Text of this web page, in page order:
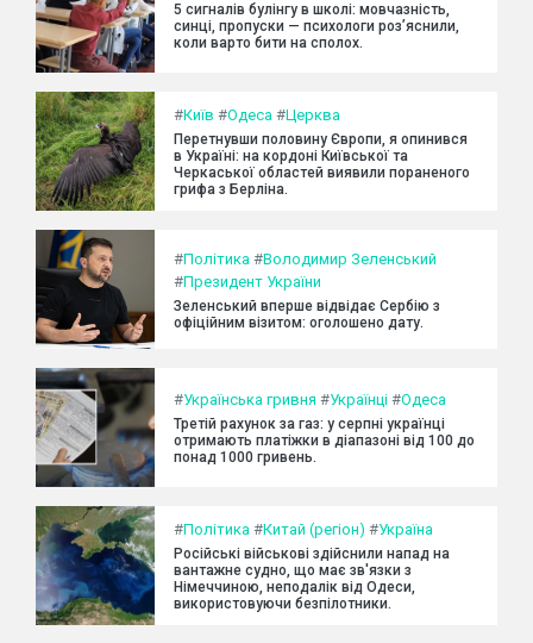
5 сигналів булінгу в школі: мовчазність,
синці, пропуски — психологи роз’яснили,
коли варто бити на сполох.
#Київ #Одеса #Церква
Перетнувши половину Європи, я опинився
в Україні: на кордоні Київської та
Черкаської областей виявили пораненого
грифа з Берліна.
#Політика #Володимир Зеленський
#Президент України
Зеленський вперше відвідає Сербію з
офіційним візитом: оголошено дату.
#Українська гривня #Українці #Одеса
Третій рахунок за газ: у серпні українці
отримають платіжки в діапазоні від 100 до
понад 1000 гривень.
#Політика #Китай (регіон) #Україна
Російські військові здійснили напад на
вантажне судно, що має зв'язки з
Німеччиною, неподалік від Одеси,
використовуючи безпілотники.